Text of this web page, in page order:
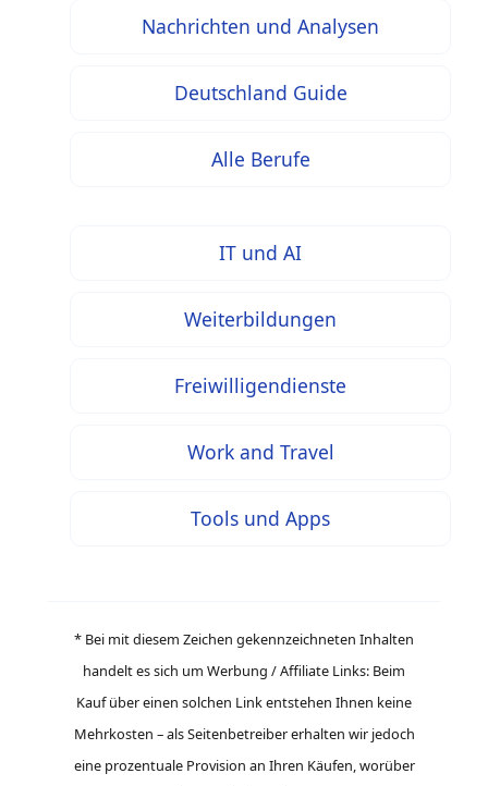
Nachrichten und Analysen
Deutschland Guide
Alle Berufe
IT und AI
Weiterbildungen
Freiwilligendienste
Work and Travel
Tools und Apps
* Bei mit diesem Zeichen gekennzeichneten Inhalten
handelt es sich um Werbung / Affiliate Links: Beim
Kauf über einen solchen Link entstehen Ihnen keine
Mehrkosten – als Seitenbetreiber erhalten wir jedoch
eine prozentuale Provision an Ihren Käufen, worüber